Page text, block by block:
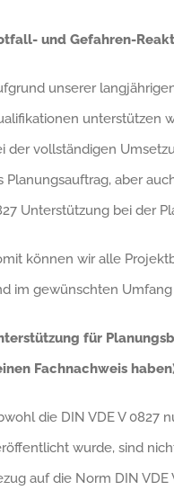
und Gefahren-
unserer
unterstützen
der vollständigen
Planungsauftrag, aber
Unterstützung bei der
können wir alle
im gewünschten
für
Fachnachweis
die DIN VDE V 0827
wurde, sind
auf die Norm DIN VDE